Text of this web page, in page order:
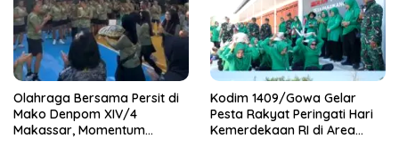
Olahraga Bersama Persit di
Mako Denpom XIV/4
Makassar, Momentum
Kodim 1409/Gowa Gelar
Pesta Rakyat Peringati Hari
Kemerdekaan RI di Area